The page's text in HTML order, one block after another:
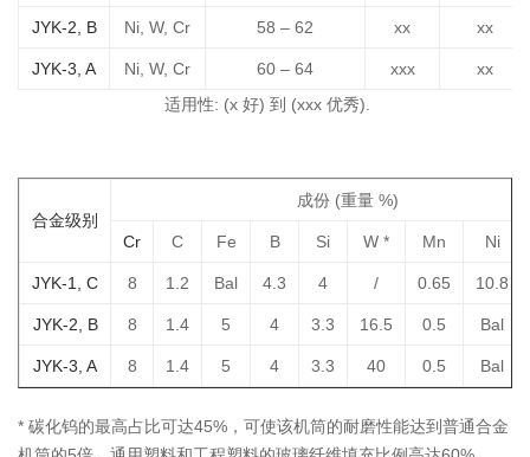
JYK-2, B Ni, W, Cr 58 – 62 xx xx
JYK-3, A Ni, W, Cr 60 – 64 xxx
xx
适用性: (x 好) 到 (xxx 优秀).
合金级别
成份 (重量 %)
Cr C Fe B Si W * Mn Ni
JYK-1, C 8 1.2 Bal 4.3 4 / 0.65 10.8
JYK-2, B 8 1.4 5 4 3.3 16.5 0.5 Bal
JYK-3, A 8 1.4 5 4 3.3 40 0.5 Bal
* 碳化钨的最高占比可达45%，可使该机筒的耐磨性能达到普通合金